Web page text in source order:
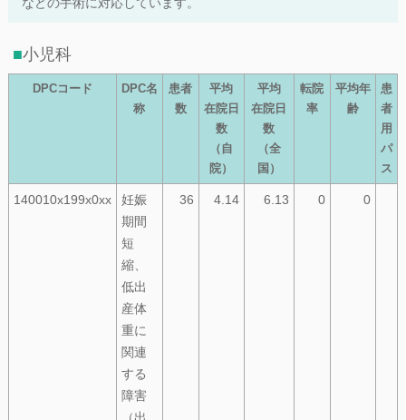
小児科
DPCコード
DPC名
称
患者
数
平均
在院日
数
（自
院）
平均
在院日
数
（全
国）
転院
率
平均年
齢
患
者
用
パ
ス
140010x199x0xx
妊娠
期間
短
縮、
低出
産体
重に
関連
する
障害
36 4.14 6.13 0 0